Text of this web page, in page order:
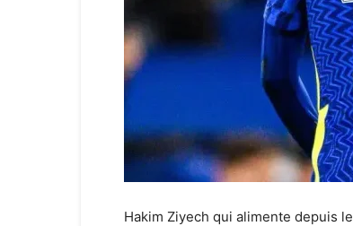
Hakim Ziyech qui alimente depuis